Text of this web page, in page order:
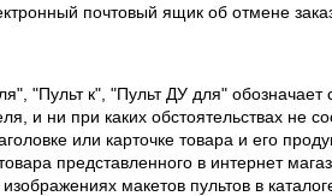
почтовый ящик об отмене
"Пульт к", "Пульт ДУ для" обозначает
и ни при каких обстоятельствах не
или карточке товара и его
представленного в интернет
макетов пультов в